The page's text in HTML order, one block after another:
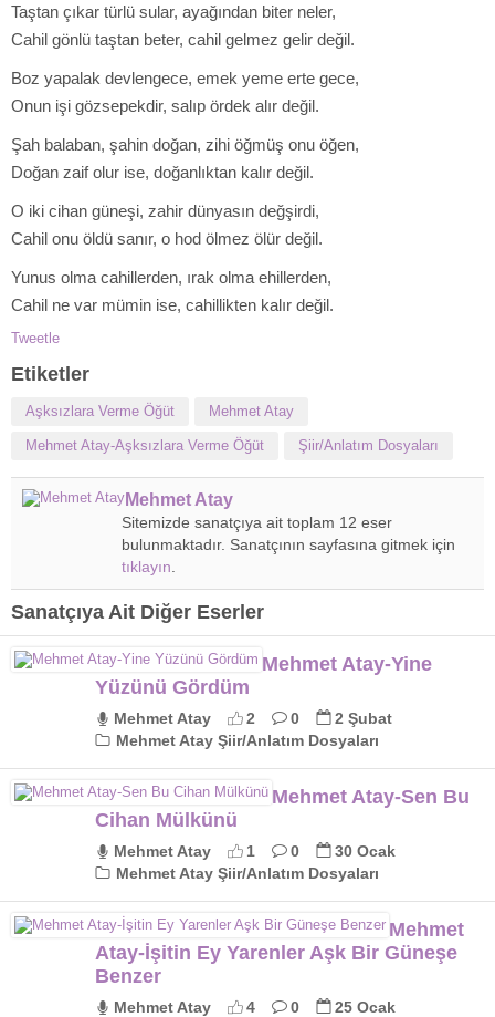
Taştan çıkar türlü sular, ayağından biter neler,
Cahil gönlü taştan beter, cahil gelmez gelir değil.
Boz yapalak devlengece, emek yeme erte gece,
Onun işi gözsepekdir, salıp ördek alır değil.
Şah balaban, şahin doğan, zihi öğmüş onu öğen,
Doğan zaif olur ise, doğanlıktan kalır değil.
O iki cihan güneşi, zahir dünyasın değşirdi,
Cahil onu öldü sanır, o hod ölmez ölür değil.
Yunus olma cahillerden, ırak olma ehillerden,
Cahil ne var mümin ise, cahillikten kalır değil.
Tweetle
Etiketler
Aşksızlara Verme Öğüt Mehmet Atay
Mehmet Atay-Aşksızlara Verme Öğüt Şiir/Anlatım Dosyaları
Mehmet Atay
Sitemizde sanatçıya ait toplam 12 eser
bulunmaktadır. Sanatçının sayfasına gitmek için
tıklayın
Sanatçıya Ait Diğer Eserler
Mehmet Atay-Yine
Yüzünü Gördüm
Mehmet Atay 2 0
2 Şubat
Mehmet Atay Şiir/Anlatım Dosyaları
Mehmet Atay-Sen Bu
Cihan Mülkünü
Mehmet Atay 1 0
30 Ocak
Mehmet Atay Şiir/Anlatım Dosyaları
Mehmet
Atay-İşitin Ey Yarenler Aşk Bir Güneşe
Benzer
Mehmet Atay 4 0
25 Ocak